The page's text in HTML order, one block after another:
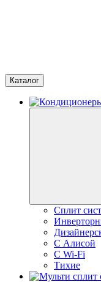
Каталог
Сплит
С Алисой
C Wi-Fi
Тихие